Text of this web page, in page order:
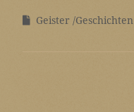
Geister Geschichten